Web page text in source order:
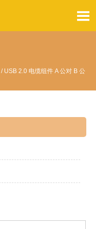

/ USB 2.0 电缆组件 A 公对 B 公